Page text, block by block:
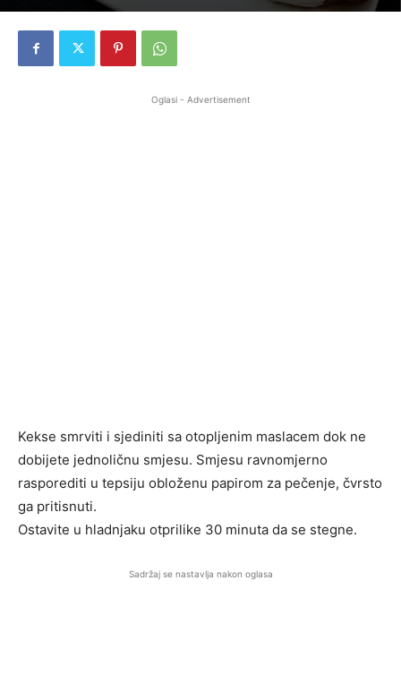
Oglasi - Advertisement
Kekse smrviti i sjediniti sa otopljenim maslacem dok ne
dobijete jednoličnu smjesu. Smjesu ravnomjerno
rasporediti u tepsiju obloženu papirom za pečenje, čvrsto
ga pritisnuti.
Ostavite u hladnjaku otprilike 30 minuta da se stegne.
Sadržaj se nastavlja nakon oglasa